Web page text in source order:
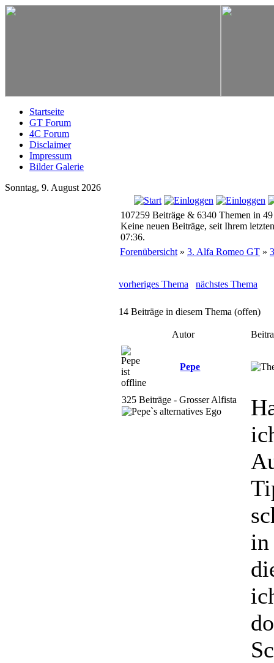
Startseite
GT Forum
4C Forum
Disclaimer
Impressum
Bilder Galerie
Sonntag, 9. August 2026
107259 Beiträge & 6340 Themen in
Keine neuen Beiträge, seit Ihrem
07:36.
Forenübersicht » 3. Alfa Romeo GT »
vorheriges Thema nächstes Thema
14 Beiträge in diesem Thema (offen)
Autor
Pepe
325 Beiträge - Grosser Alfista
in